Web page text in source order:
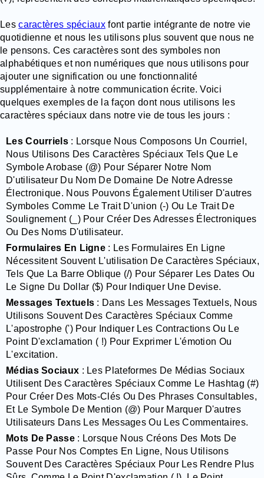
Lescaractères spéciauxfont partie intégrante de notre vie
quotidienne et nous les utilisons plus souvent que nous ne
le pensons. Ces caractères sont des symboles non
alphabétiques et non numériques que nous utilisons pour
ajouter une signification ou une fonctionnalité
supplémentaire à notre communication écrite. Voici
quelques exemples de la façon dont nous utilisons les
caractères spéciaux dans notre vie de tous les jours :
Les Courriels: Lorsque Nous Composons Un Courriel,
Nous Utilisons Des Caractères Spéciaux Tels Que Le
Symbole Arobase (@) Pour Séparer Notre Nom
D'utilisateur Du Nom De Domaine De Notre Adresse
Électronique. Nous Pouvons Également Utiliser D'autres
Symboles Comme Le Trait D'union (-) Ou Le Trait De
Soulignement (_) Pour Créer Des Adresses Électroniques
Ou Des Noms D'utilisateur.
Formulaires En Ligne : Les Formulaires En Ligne
Nécessitent Souvent L'utilisation De Caractères Spéciaux,
Tels Que La Barre Oblique (/) Pour Séparer Les Dates Ou
Le Signe Du Dollar ($) Pour Indiquer Une Devise.
Messages Textuels : Dans Les Messages Textuels, Nous
Utilisons Souvent Des Caractères Spéciaux Comme
L'apostrophe (') Pour Indiquer Les Contractions Ou Le
Point D'exclamation ( !) Pour Exprimer L'émotion Ou
L'excitation.
Médias Sociaux : Les Plateformes De Médias Sociaux
Utilisent Des Caractères Spéciaux Comme Le Hashtag (#)
Pour Créer Des Mots-Clés Ou Des Phrases Consultables,
Et Le Symbole De Mention (@) Pour Marquer D'autres
Utilisateurs Dans Les Messages Ou Les Commentaires.
Mots De Passe : Lorsque Nous Créons Des Mots De
Passe Pour Nos Comptes En Ligne, Nous Utilisons
Souvent Des Caractères Spéciaux Pour Les Rendre Plus